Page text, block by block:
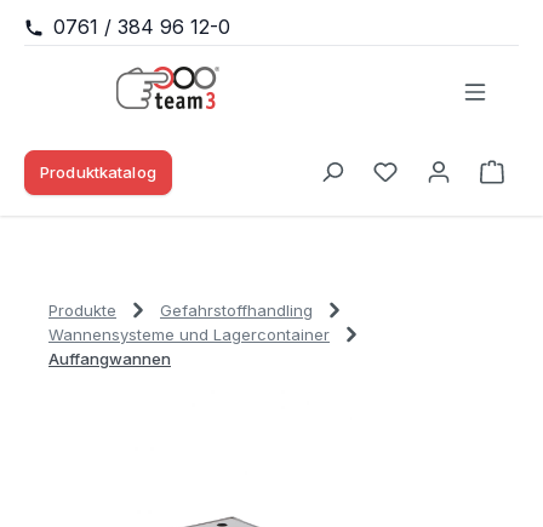
Zum Hauptinhalt springen
0761 / 384 96 12-0
Produktkatalog
Du hast 0
Produkte
Gefahrstoffhandling
Wannensysteme und Lagercontainer
Auffangwannen